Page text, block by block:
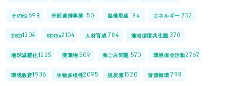
その他 698 外部連携事業 50 協働取組 84 エネルギー 752
ESD1304 SDGs2104 人材育成 784 地域循環共生圏 370
地球温暖化1225 廃棄物 509 海ごみ問題 570 環境保全活動2767
環境教育1936 生物多様性2095 脱炭素1520 資源循環 798